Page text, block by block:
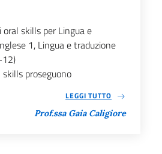
skills per Lingua e
1, Lingua e traduzione
12)
proseguono
LEGGI TUTTO
Prof.ssa Gaia Caligiore